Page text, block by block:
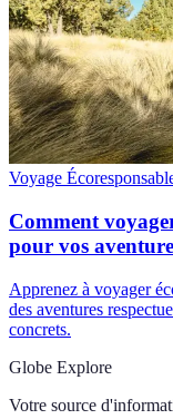
Voyage
Comment
pour vos
Apprenez à voyager
des aventures
concrets.
Globe Explore
Votre source